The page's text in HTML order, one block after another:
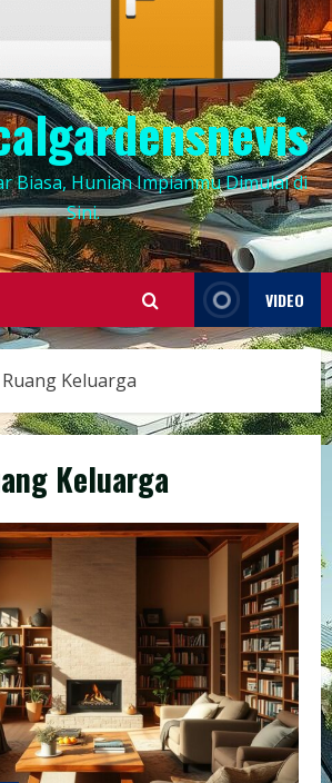
Biasa, Hunian Impianmu Dimulai di
Sini.
VIDEO
Keluarga
Keluarga